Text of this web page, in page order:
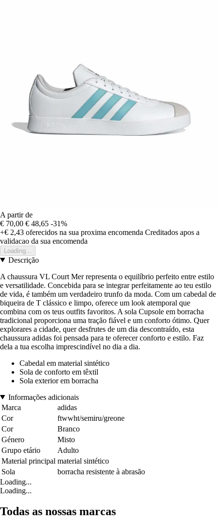
A partir de
€ 70,00 € 48,65 -31%
+€ 2,43 oferecidos na sua proxima encomenda Creditados apos a
validacao da sua encomenda
Loading...
Descrição
A chaussura VL Court Mer representa o equilíbrio perfeito entre estilo
e versatilidade. Concebida para se integrar perfeitamente ao teu estilo
de vida, é também um verdadeiro trunfo da moda. Com um cabedal de
biqueira de T clássico e limpo, oferece um look atemporal que
combina com os teus outfits favoritos. A sola Cupsole em borracha
tradicional proporciona uma tração fiável e um conforto ótimo. Quer
explorares a cidade, quer desfrutes de um dia descontraído, esta
chaussura adidas foi pensada para te oferecer conforto e estilo. Faz
dela a tua escolha imprescindível no dia a dia.
Cabedal em material sintético
Sola de conforto em têxtil
Sola exterior em borracha
Informações adicionais
Marca
adidas
Cor
ftwwht/semiru/greone
Cor
Branco
Género
Misto
Grupo etário
Adulto
Material principal material sintético
Sola
borracha resistente à abrasão
Loading...
Loading...
Todas as nossas marcas